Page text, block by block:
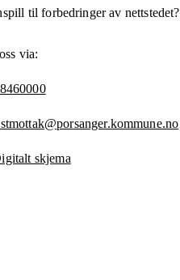
til forbedringer av nettstedet?
via:
skjema